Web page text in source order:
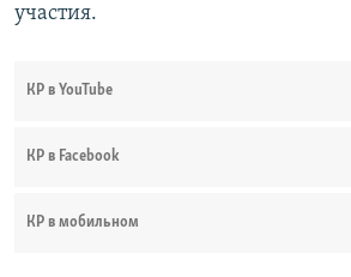
участия.
КР в YouTube
КР в Facebook
КР в мобильном